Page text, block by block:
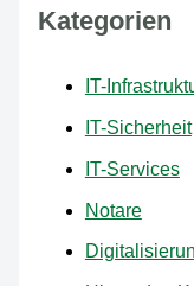
Kategorien
IT-
IT-Sicherheit
IT-Services
Notare